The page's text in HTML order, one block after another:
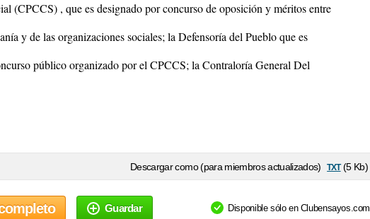
(CPCCS) , que es designado por concurso de oposición y méritos entre
y de las organizaciones sociales; la Defensoría del Pueblo que es
público organizado por el CPCCS; la Contraloría General Del
Descargar como (para miembros actualizados) txt(5 Kb)
Guardar Disponible sólo en Clubensayos.com